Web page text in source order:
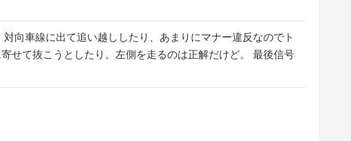
向車線に出て追い越ししたり、あまりにマナー違反なのでト
せて抜こうとしたり。左側を走るのは正解だけど。 最後信号